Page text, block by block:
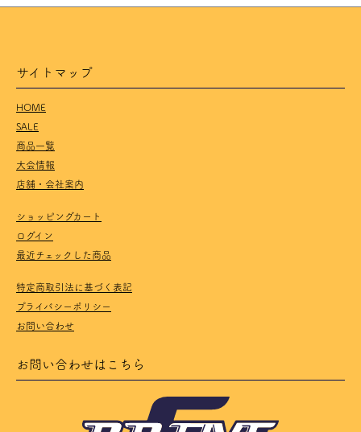
サイトマップ
HOME
SALE
商品一覧
大会情報
店舗・会社案内
ショッピングカート
ログイン
最近チェックした商品
特定商取引法に基づく表記
プライバシーポリシー
お問い合わせ
お問い合わせはこちら